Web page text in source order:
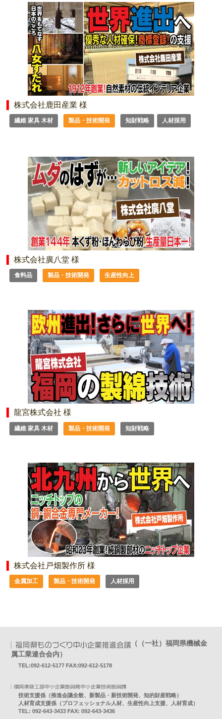
株式会社鹿田産業 様
繊維 家具 木材 製品・技術開発 知財戦略 人材採用
株式会社廣八堂 様
食料品 製品・技術開発 生産性向上
龍宮株式会社 様
繊維 家具 木材 製品・技術開発 知財戦略
株式会社戸畑製作所 様
金属加工 製品・技術開発 人材採用
（（一社）福岡県機械金
属工業連合会内）
TEL:092-612-5177 FAX:092-612-5178
技術支援係（推進会議全般、新製品・新技術開発、知的財産戦略）
人材育成支援係（プロフェッショナル人材、生産性向上支援、人材育成）
TEL: 092-643-3433 FAX: 092-643-3436